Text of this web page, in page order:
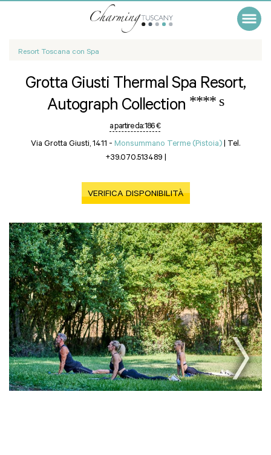
Resort Toscana con Spa
Grotta Giusti Thermal Spa Resort,
Autograph Collection **** s
a partire da:186 €
Via Grotta Giusti, 1411 - Monsummano Terme (Pistoia) | Tel.
+39.070.513489 |
VERIFICA DISPONIBILITÀ